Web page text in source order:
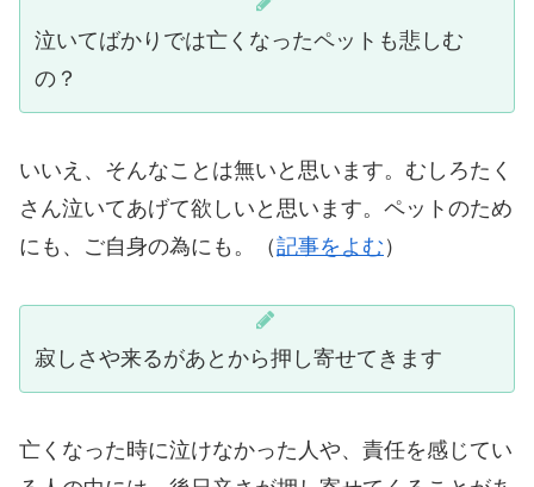
泣いてばかりでは亡くなったペットも悲しむ
の？
いいえ、そんなことは無いと思います。むしろたく
さん泣いてあげて欲しいと思います。ペットのため
にも、ご自身の為にも。（記事をよむ ）
寂しさや来るがあとから押し寄せてきます
亡くなった時に泣けなかった人や、責任を感じてい